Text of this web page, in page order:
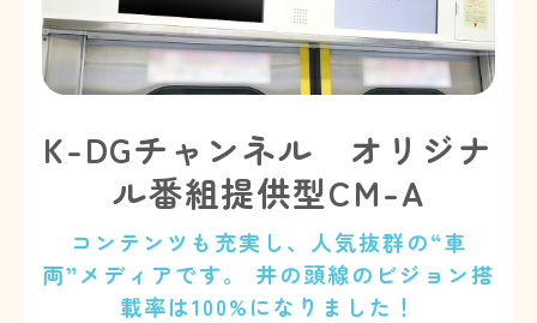
K-DGチャンネル オリジナ
ル番組提供型CM-A
コンテンツも充実し、人気抜群の“車
両”メディアです。 井の頭線のビジョン搭
載率は100%になりました！